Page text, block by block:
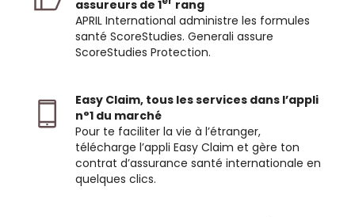
assureurs de 1
rang
APRIL International administre les formules
santé ScoreStudies. Generali assure
ScoreStudies Protection.
Easy Claim, tous les services dans l’appli
n°1 du marché
Pour te faciliter la vie à l’étranger,
télécharge l’appli Easy Claim et gère ton
contrat d’assurance santé internationale en
quelques clics.